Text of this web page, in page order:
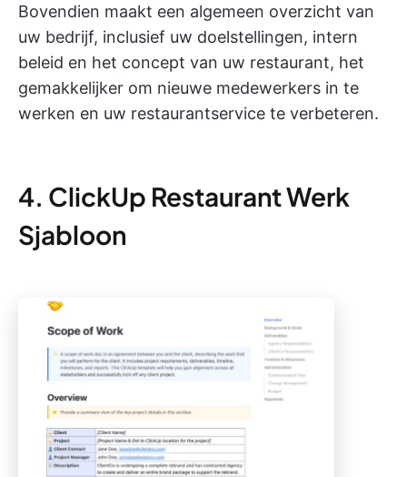
Bovendien maakt een algemeen overzicht van
uw bedrijf, inclusief uw doelstellingen, intern
beleid en het concept van uw restaurant, het
gemakkelijker om nieuwe medewerkers in te
werken en uw restaurantservice te verbeteren.
4. ClickUp Restaurant Werk
Sjabloon